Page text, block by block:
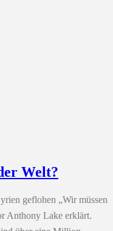
Welt?
geflohen „Wir müssen
Anthony Lake erklärt.